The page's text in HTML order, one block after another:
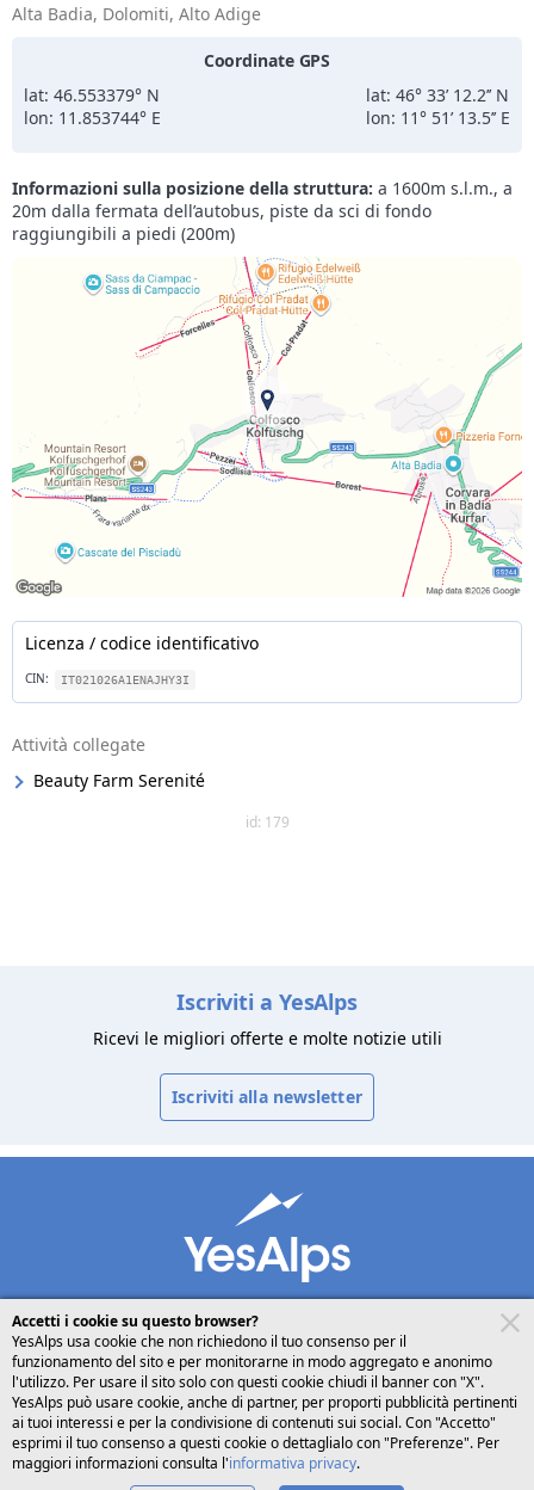
esperienza per noi.
Alta Badia, Dolomiti, Alto Adige
Coordinate GPS
lat: 46.553379° N
lon: 11.853744° E
lat: 46° 33’ 12.2’’ N
lon: 11° 51’ 13.5’’ E
Informazioni sulla posizione della struttura: a 1600m s.l.m., a
20m dalla fermata dell’autobus, piste da sci di fondo
raggiungibili a piedi (200m)
Licenza / codice identificativo
CIN: IT021026A1ENAJHY3I
Attività collegate
Beauty Farm Serenité
id: 179
Iscriviti a YesAlps
Ricevi le migliori offerte e molte notizie utili
Iscriviti alla newsletter
desktop seguici su
Italiano
Accetti i cookie su questo browser?
YesAlps usa cookie che non richiedono il tuo consenso per il
funzionamento del sito e per monitorarne in modo aggregato e anonimo
l'utilizzo. Per usare il sito solo con questi cookie chiudi il banner con "X".
YesAlps può usare cookie, anche di partner, per proporti pubblicità pertinenti
ai tuoi interessi e per la condivisione di contenuti sui social. Con "Accetto"
esprimi il tuo consenso a questi cookie o dettaglialo con "Preferenze". Per
maggiori informazioni consulta l'informativa privacy.